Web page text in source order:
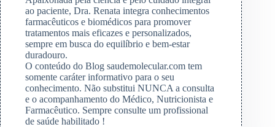
ao paciente, Dra. Renata integra conhecimentos
farmacêuticos e biomédicos para promover
tratamentos mais eficazes e personalizados,
sempre em busca do equilíbrio e bem-estar
duradouro.
O conteúdo do Blog saudemolecular.com tem
somente caráter informativo para o seu
conhecimento. Não substitui NUNCA a consulta
e o acompanhamento do Médico, Nutricionista e
Farmacêutico. Sempre consulte um profissional
de saúde habilitado !